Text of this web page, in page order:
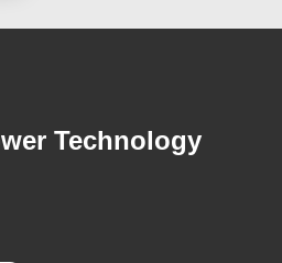
Technology